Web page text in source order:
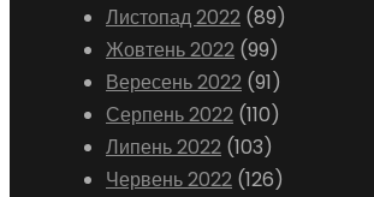
Листопад 2022 (89)
Жовтень 2022 (99)
Вересень 2022 (91)
Серпень 2022 (110)
Липень 2022 (103)
Червень 2022 (126)